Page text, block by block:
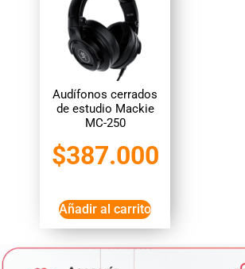
Audífonos cerrados
de estudio Mackie
MC-250
$387.000
Añadir al carrito